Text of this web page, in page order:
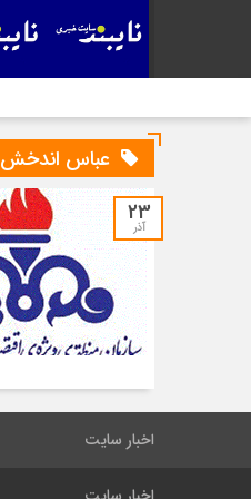
عباس اندخش
23
آذر
اخبار سایت